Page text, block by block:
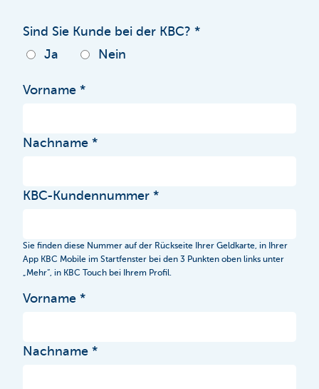
Sind Sie Kunde bei der KBC?
Ja
Nein
Vorname
Nachname
KBC-Kundennummer
Sie finden diese Nummer auf der Rückseite Ihrer Geldkarte, in Ihrer
App KBC Mobile im Startfenster bei den 3 Punkten oben links unter
„Mehr“, in KBC Touch bei Ihrem Profil.
Vorname
Nachname